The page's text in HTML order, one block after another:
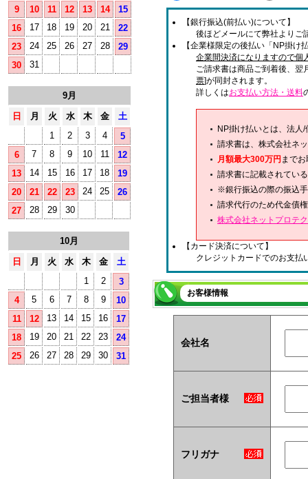
9
10 11 12 13 14
15
16
17 18 19 20 21
22
23
24 25 26 27 28
29
30
31
9月
日
月 火 水 木 金
土
1
2 3 4
5
6
7 8 9 10 11
12
13
14 15 16 17 18
19
20
21 22 23 24 25
26
27
28 29 30
10月
日
月 火 水 木 金
土
1
2
3
4
5 6 7 8 9
10
11
12 13 14 15 16
17
18
19 20 21 22 23
24
25
26 27 28 29 30 31
【銀行振込(前払い)について】
後ほどメールにて弊社よりご
【企業様限定の後払い「NP掛け
企業間決済になりますので個
ご請求書は商品ご到着後、翌
票]が同封されます。
詳しくはお支払い方法・送料
NP掛け払いとは、法人
請求書は、株式会社ネ
月額最大300万円 まで
請求書に記載されてい
※銀行振込の際の振込
請求代行のため代金債
株式会社ネットプロテ
【カード決済について】
クレジットカードでのお支払
お客様情報
会社名
ご担当者様
フリガナ